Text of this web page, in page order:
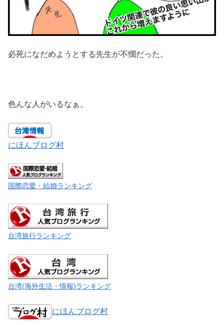
必死になだめようとする先生が不憫だった。
色んな人がいるなぁ。
にほんブログ村
国際恋愛・結婚ランキング
台湾旅行ランキング
台湾(海外生活・情報)ランキング
にほんブログ村